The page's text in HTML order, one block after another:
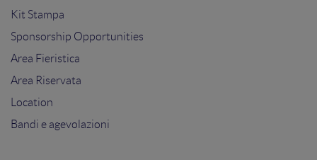
Kit Stampa
Sponsorship Opportunities
Area Fieristica
Area Riservata
Location
Bandi e agevolazioni